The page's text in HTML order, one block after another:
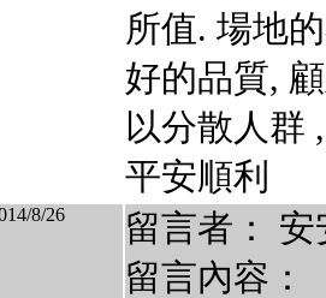
所值. 場地
好的品質,
以分散人群
平安順利
8/26
留言者： 安
留言內容：